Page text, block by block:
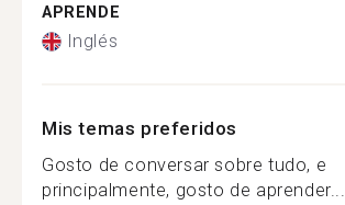
APRENDE
Inglés
Mis temas preferidos
Gosto de conversar sobre tudo, e
principalmente, gosto de aprender...